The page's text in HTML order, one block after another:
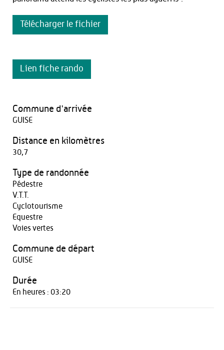
Télécharger le fichier
Lien fiche rando
Commune d'arrivée
GUISE
Distance en kilomètres
30,7
Type de randonnée
Pédestre
V.T.T.
Cyclotourisme
Equestre
Voies vertes
Commune de départ
GUISE
Durée
En heures : 03:20